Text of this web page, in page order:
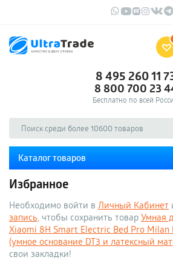
8 495 260 11
8 800 700 23
Бесплатно по всей
Каталог товаров
Избранное
Необходимо войти в Личный Кабинет
запись, чтобы сохранить товар Умная
Xiaomi 8H Smart Electric Bed Pro Milan
(умное основание DT3 и латексный
свои закладки!